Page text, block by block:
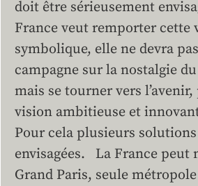
doit être sérieusement
France veut remporter cette
symbolique, elle ne devra
campagne sur la nostalgie
mais se tourner vers
vision ambitieuse et
Pour cela plusieurs
envisagées. La France peut
Grand Paris, seule